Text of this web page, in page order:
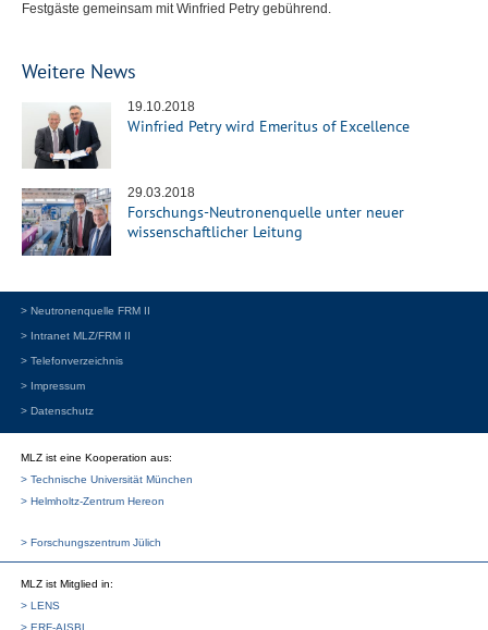
Festgäste gemeinsam mit Winfried Petry gebührend.
Weitere News
19.10.2018
Winfried Petry wird Emeritus of Excellence
29.03.2018
Forschungs-Neutronenquelle unter neuer
wissenschaftlicher Leitung
> Neutronenquelle FRM II
> Intranet MLZ/FRM II
> Telefonverzeichnis
> Impressum
> Datenschutz
MLZ ist eine Kooperation aus:
> Technische Universität München
> Helmholtz-Zentrum Hereon
> Forschungszentrum Jülich
MLZ ist Mitglied in:
> LENS